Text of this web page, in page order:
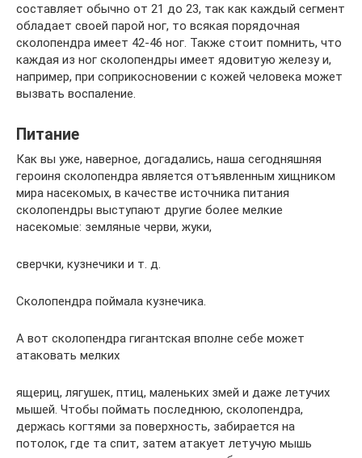
составляет обычно от 21 до 23, так как каждый сегмент
обладает своей парой ног, то всякая порядочная
сколопендра имеет 42-46 ног. Также стоит помнить, что
каждая из ног сколопендры имеет ядовитую железу и,
например, при соприкосновении с кожей человека может
вызвать воспаление.
Питание
Как вы уже, наверное, догадались, наша сегодняшняя
героиня сколопендра является отъявленным хищником
мира насекомых, в качестве источника питания
сколопендры выступают другие более мелкие
насекомые: земляные черви, жуки,
сверчки, кузнечики и т. д.
Сколопендра поймала кузнечика.
А вот сколопендра гигантская вполне себе может
атаковать мелких
ящериц, лягушек, птиц, маленьких змей и даже летучих
мышей. Чтобы поймать последнюю, сколопендра,
держась когтями за поверхность, забирается на
потолок, где та спит, затем атакует летучую мышь